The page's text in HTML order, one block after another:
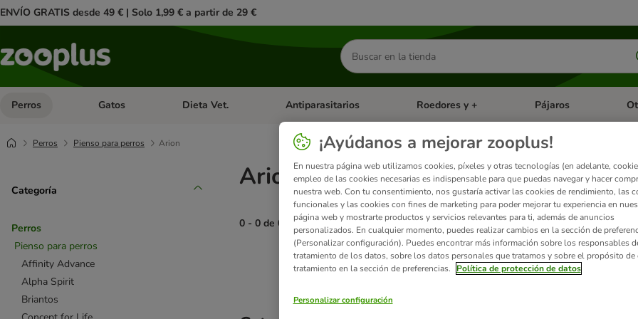
ENVÍO GRATIS desde 49 € | Solo 1,99 € a partir de 29 €
Buscar
productos
Perros Menú de categoria abierto: Perros
Gatos Menú de categoria abierto: Gatos
Dieta Vet. Menú de categoria abierto: Dieta Vet.
Antiparasitarios Menú de categoria abierto: Antiparasitarios
Roedores y + Menú de categoria
Pájaros
Perros Pienso para perros Arion
Categoría
Perros
Pienso para perros
Affinity Advance
Alpha Spirit
Briantos
Arion pienso para perros
0 - 0 de 0 resultados
product items have been changed
¡Ayúdanos a mejorar zooplus!
En nuestra página web utilizamos cookies, píxeles y otras tecnologías (en adelante,
empleo de las cookies necesarias es indispensable para que puedas navegar y hacer
nuestra web. Con tu consentimiento, nos gustaría activar las cookies de rendimiento, las
funcionales y las cookies con fines de marketing para poder mejorar tu experiencia en
página web y mostrarte productos y servicios relevantes para ti, además de anuncios
personalizados. En cualquier momento, puedes realizar cambios en la sección de
(Personalizar configuración). Puedes encontrar más información sobre los responsables
tratamiento de los datos, sobre los datos personales que tratamos y sobre el propósito de
tratamiento en la sección de preferencias.
Política de protección de datos
Personalizar configuración